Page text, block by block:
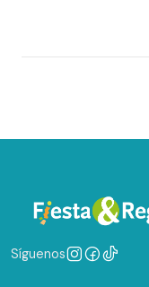
Síguenos